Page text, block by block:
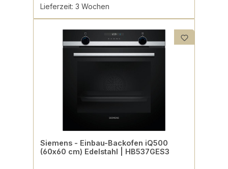
Lieferzeit: 3 Wochen
Siemens - Einbau-Backofen iQ500
(60x60 cm) Edelstahl | HB537GES3